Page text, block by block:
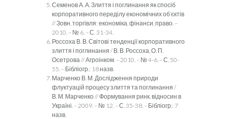
Семенов А. А. Злиття і поглинання як спосіб
корпоративного переділу економічних об’єктів
// Зовн. торгівля: економіка, фінанси, право. –
2010. – № 6. – С. 31-34.
Россоха В. В. Світові тенденції корпоративного
злиття і поглинання / В. В. Россоха, О. П.
Осетрова // Агроінком. – 2010. – № 4-6. – С. 50-
55. – Бібліогр.: 18 назв.
Марченко В. М. Дослідження природи
флуктуацій процесу злиття та поглинання /
В. М. Марченко // Формування ринк. відносин в
Україні. – 2009. – № 12. – С. 35-38. – Бібліогр.: 7
назв.